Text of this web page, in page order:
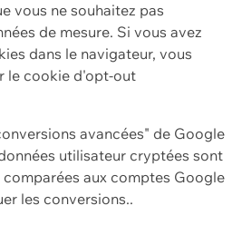
vous ne souhaitez pas
de mesure. Si vous avez
dans le navigateur, vous
le cookie d'opt-out
avancées" de Google
utilisateur cryptées sont
aux comptes Google
les conversions..